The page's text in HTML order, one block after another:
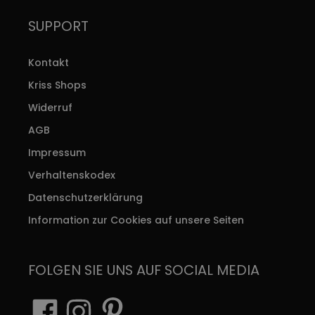
SUPPORT
Kontakt
Kriss Shops
Widerruf
AGB
Impressum
Verhaltenskodex
Datenschutzerklärung
Information zur Cookies auf unsere Seiten
FOLGEN SIE UNS AUF SOCIAL MEDIA